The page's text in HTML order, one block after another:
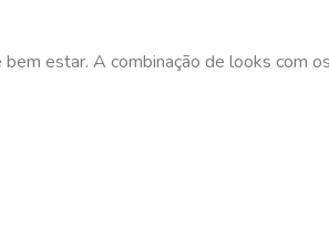
estar. A combinação de looks com